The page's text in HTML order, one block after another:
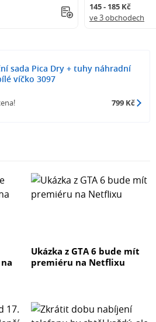
145 - 185 Kč
ve 3 obchodech
sada Pica Dry + tuhy náhradní
víčko 3097
799 Kč
Ukázka z GTA 6 bude mít
premiéru na Netflixu